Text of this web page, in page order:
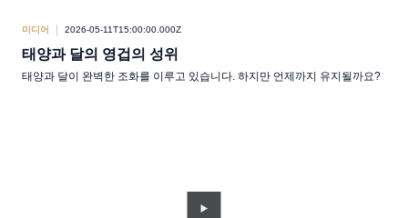
미디어 2026-05-11T15:00:00.000Z
태양과 달의 영겁의 성위
태양과 달이 완벽한 조화를 이루고 있습니다. 하지만 언제까지 유지될까요?